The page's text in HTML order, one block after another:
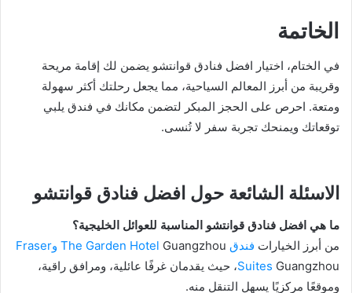
الخاتمة
في الختام، اختيار افضل فنادق قوانتشو يضمن لك إقامة مريحة
وقريبة من أبرز المعالم السياحية، مما يجعل رحلتك أكثر سهولة
ومتعة. احرص على الحجز المبكر لتضمن مكانك في فندق يلبي
توقعاتك ويمنحك تجربة سفر لا تُنسى.
الاسئلة الشائعة حول افضل فنادق قوانتشو
ما هي افضل فنادق قوانتشو المناسبة للعوائل الخليجية؟
من أبرز الخيارات فندق The Garden Hotel Guangzhou
وFraser
SuitesGuangzhou، حيث يقدمان غرفًا عائلية، ومرافق راقية،
وموقعًا مركزيًا يسهل التنقل منه.